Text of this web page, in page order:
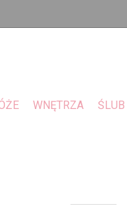
WNĘTRZA ŚLUB